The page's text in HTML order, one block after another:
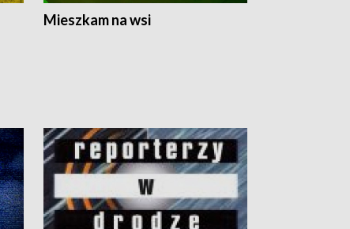
Mieszkam na wsi